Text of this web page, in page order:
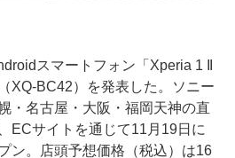
スマートフォン「Xperia 1 II
XQ-BC42）を発表した。ソニー
・名古屋・大阪・福岡天神の直
ECサイトを通じて11月19日に
ン。店頭予想価格（税込）は16